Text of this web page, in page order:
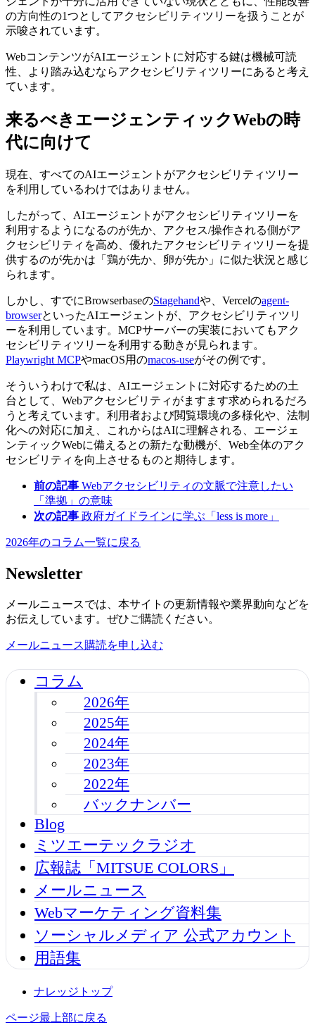
の方向性の1つとしてアクセシビリティツリーを扱うことが
示唆されています。
WebコンテンツがAIエージェントに対応する鍵は機械可読
性、より踏み込むならアクセシビリティツリーにあると考え
ています。
来るべきエージェンティックWebの時
代に向けて
現在、すべてのAIエージェントがアクセシビリティツリー
を利用しているわけではありません。
したがって、AIエージェントがアクセシビリティツリーを
利用するようになるのが先か、アクセス/操作される側がア
クセシビリティを高め、優れたアクセシビリティツリーを提
供するのが先かは「鶏が先か、卵が先か」に似た状況と感じ
られます。
しかし、すでにBrowserbaseのStagehandや、Vercelのagent-
browserといったAIエージェントが、アクセシビリティツリ
ーを利用しています。MCPサーバーの実装においてもアク
セシビリティツリーを利用する動きが見られます。
Playwright MCPやmacOS用のmacos-useがその例です。
そういうわけで私は、AIエージェントに対応するための土
台として、Webアクセシビリティがますます求められるだろ
うと考えています。利用者および閲覧環境の多様化や、法制
化への対応に加え、これからはAIに理解される、エージェ
ンティックWebに備えるとの新たな動機が、Web全体のアク
セシビリティを向上させるものと期待します。
前の記事 Webアクセシビリティの文脈で注意したい
「準拠」の意味
次の記事 政府ガイドラインに学ぶ「less is more」
2026年のコラム一覧に戻る
Newsletter
メールニュースでは、本サイトの更新情報や業界動向などを
お伝えしています。ぜひご購読ください。
メールニュース購読を申し込む
コラム
2026年
2025年
2024年
2023年
2022年
バックナンバー
Blog
ミツエーテックラジオ
広報誌「MITSUE COLORS」
メールニュース
Webマーケティング資料集
ソーシャルメディア 公式アカウント
用語集
ナレッジトップ
ページ最上部に戻る